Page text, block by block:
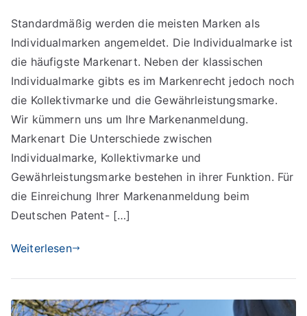
Kollektivmarke,
Gewährleistungsmarke
Standardmäßig werden die meisten Marken als
Individualmarken angemeldet. Die Individualmarke ist
die häufigste Markenart. Neben der klassischen
Individualmarke gibts es im Markenrecht jedoch noch
die Kollektivmarke und die Gewährleistungsmarke.
Wir kümmern uns um Ihre Markenanmeldung.
Markenart Die Unterschiede zwischen
Individualmarke, Kollektivmarke und
Gewährleistungsmarke bestehen in ihrer Funktion. Für
die Einreichung Ihrer Markenanmeldung beim
Deutschen Patent- […]
Weiterlesen